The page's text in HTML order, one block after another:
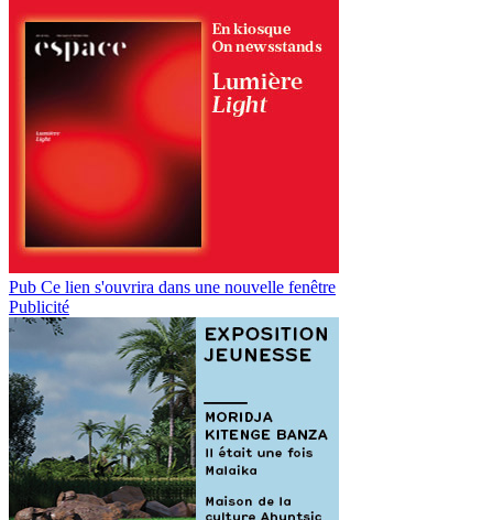
Pub Ce lien s'ouvrira dans une nouvelle fenêtre
Publicité